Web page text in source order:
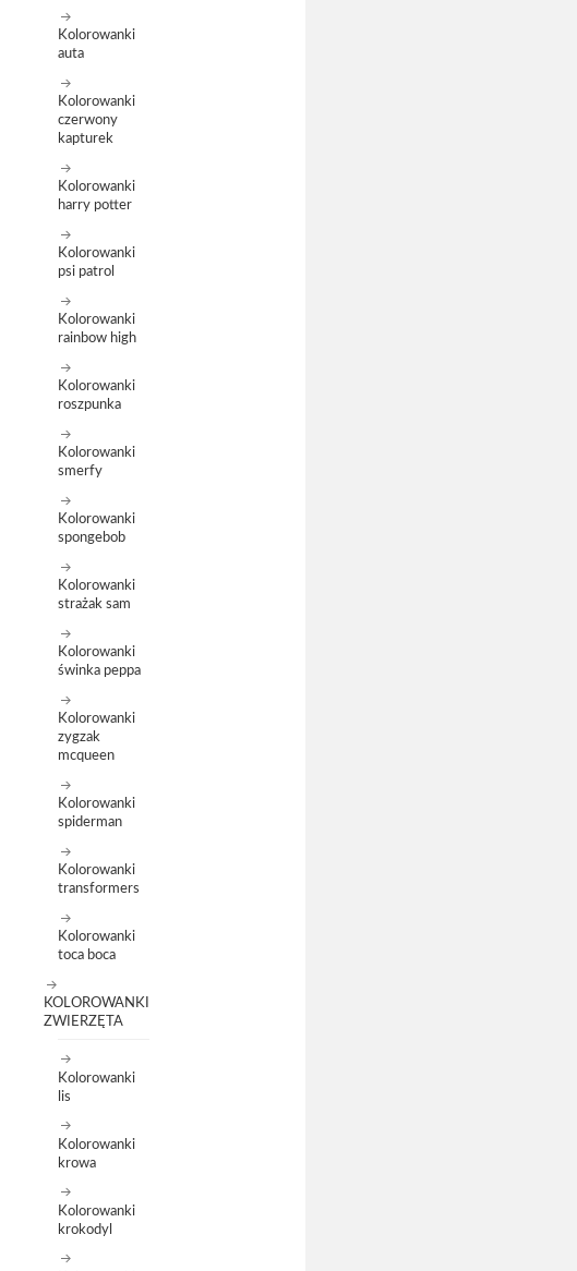
Kolorowanki
auta
Kolorowanki
czerwony
kapturek
Kolorowanki
harry potter
Kolorowanki
psi patrol
Kolorowanki
rainbow high
Kolorowanki
roszpunka
Kolorowanki
smerfy
Kolorowanki
spongebob
Kolorowanki
strażak sam
Kolorowanki
świnka peppa
Kolorowanki
zygzak
mcqueen
Kolorowanki
spiderman
Kolorowanki
transformers
Kolorowanki
toca boca
KOLOROWANKI
ZWIERZĘTA
Kolorowanki
lis
Kolorowanki
krowa
Kolorowanki
krokodyl